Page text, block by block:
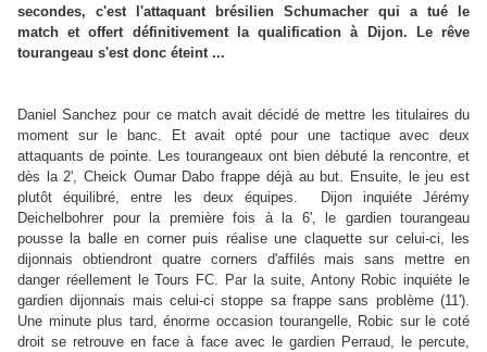
secondes, c'est l'attaquant brésilien Schumacher qui a tué le
match et offert définitivement la qualification à Dijon. Le rêve
tourangeau s'est donc éteint ...
Daniel Sanchez pour ce match avait décidé de mettre les titulaires du
moment sur le banc. Et avait opté pour une tactique avec deux
attaquants de pointe. Les tourangeaux ont bien débuté la rencontre, et
dès la 2', Cheick Oumar Dabo frappe déjà au but. Ensuite, le jeu est
plutôt équilibré, entre les deux équipes. Dijon inquiéte Jérémy
Deichelbohrer pour la première fois à la 6', le gardien tourangeau
pousse la balle en corner puis réalise une claquette sur celui-ci, les
dijonnais obtiendront quatre corners d'affilés mais sans mettre en
danger réellement le Tours FC. Par la suite, Antony Robic inquiéte le
gardien dijonnais mais celui-ci stoppe sa frappe sans problème (11').
Une minute plus tard, énorme occasion tourangelle, Robic sur le coté
droit se retrouve en face à face avec le gardien Perraud, le percute,